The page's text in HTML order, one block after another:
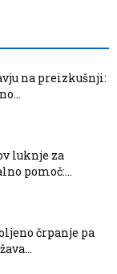
na preizkušnji:
luknje za
pomoč:...
črpanje pa